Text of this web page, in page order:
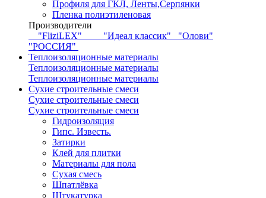
Профиля для ГКЛ, Ленты,Серпянки
Пленка полиэтиленовая
Производители
"FliziLEX"
"Идеал классик"
"Олови"
"РОССИЯ"
Теплоизоляционные материалы
Теплоизоляционные материалы
Теплоизоляционные материалы
Сухие строительные смеси
Сухие строительные смеси
Сухие строительные смеси
Гидроизоляция
Гипс. Известь.
Затирки
Клей для плитки
Материалы для пола
Сухая смесь
Шпатлёвка
Штукатурка